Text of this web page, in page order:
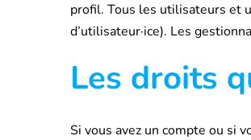
profil. Tous les utilisateurs et
d’utilisateur·ice). Les
Les droits
Si vous avez un compte ou si